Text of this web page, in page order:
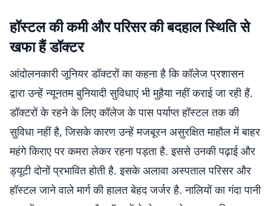
हॉस्टल की कमी और परिसर की बदहाल स्थिति से
खफा हैं डॉक्टर
आंदोलनकारी जूनियर डॉक्टरों का कहना है कि कॉलेज प्रशासन
द्वारा उन्हें न्यूनतम बुनियादी सुविधाएं भी मुहैया नहीं कराई जा रही हैं.
डॉक्टरों के रहने के लिए कॉलेज के पास पर्याप्त हॉस्टल तक की
सुविधा नहीं है, जिसके कारण उन्हें मजबूरन असुरक्षित माहौल में बाहर
महंगे किराए पर कमरा लेकर रहना पड़ता है. इससे उनकी पढ़ाई और
ड्यूटी दोनों प्रभावित होती है. इसके अलावा अस्पताल परिसर और
हॉस्टल जाने वाले मार्ग की हालत बेहद जर्जर है. नालियों का गंदा पानी